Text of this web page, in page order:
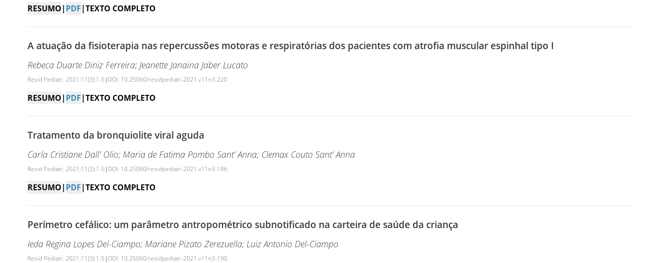
RESUMO|PDF|TEXTO COMPLETO
A atuação da fisioterapia nas repercussões motoras e respiratórias dos pacientes com atrofia muscular espinhal tipo I
Rebeca Duarte Diniz Ferreira; Jeanette Janaina Jaber Lucato
Resid Pediatr. 2021;11(3):1-5 | DOI: 10.25060/residpediatr-2021.v11n3-220
RESUMO|PDF|TEXTO COMPLETO
Tratamento da bronquiolite viral aguda
Carla Cristiane Dall’ Olio; Maria de Fatima Pombo Sant’ Anna; Clemax Couto Sant’ Anna
Resid Pediatr. 2021;11(3):1-5 | DOI: 10.25060/residpediatr-2021.v11n3-186
RESUMO|PDF|TEXTO COMPLETO
Perímetro cefálico: um parâmetro antropométrico subnotificado na carteira de saúde da criança
Ieda Regina Lopes Del-Ciampo; Mariane Pizato Zerezuella; Luiz Antonio Del-Ciampo
Resid Pediatr. 2021;11(3):1-5 | DOI: 10.25060/residpediatr-2021.v11n3-190